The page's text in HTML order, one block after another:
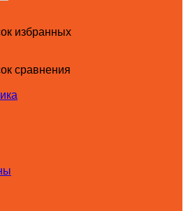
избранных
сравнения